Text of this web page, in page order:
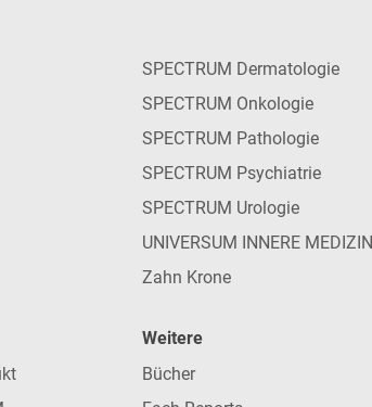
SPECTRUM Dermatologie
SPECTRUM Onkologie
SPECTRUM Pathologie
SPECTRUM Psychiatrie
SPECTRUM Urologie
UNIVERSUM INNERE MEDIZIN
Zahn Krone
Weitere
Bücher